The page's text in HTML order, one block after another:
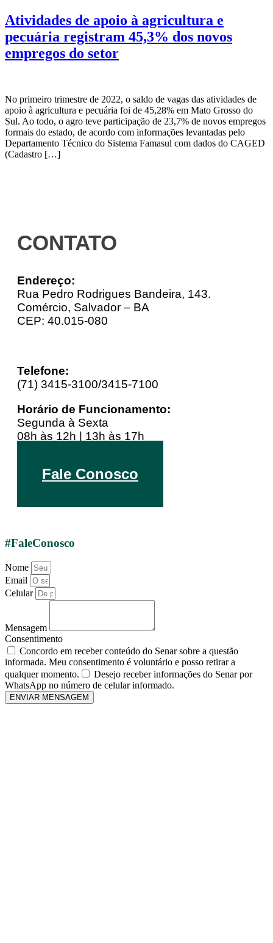
Atividades de apoio à agricultura e
pecuária registram 45,3% dos novos
empregos do setor
No primeiro trimestre de 2022, o saldo de vagas das atividades de
apoio à agricultura e pecuária foi de 45,28% em Mato Grosso do
Sul. Ao todo, o agro teve participação de 23,7% de novos empregos
formais do estado, de acordo com informações levantadas pelo
Departamento Técnico do Sistema Famasul com dados do CAGED
(Cadastro […]
CONTATO
Endereço:
Rua Pedro Rodrigues Bandeira, 143.
Comércio, Salvador – BA
CEP: 40.015-080
Telefone:
(71) 3415-3100/3415-7100
Horário de Funcionamento:
Segunda à Sexta
08h às 12h | 13h às 17h
Fale Conosco
#FaleConosco
Nome
Email
Celular
Mensagem
Consentimento
Concordo em receber conteúdo do Senar sobre a questão
informada. Meu consentimento é voluntário e posso retirar a
qualquer momento.
Desejo receber informações do Senar por
WhatsApp no número de celular informado.
ENVIAR MENSAGEM